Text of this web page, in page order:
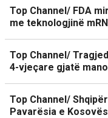
Top Channel/ FDA
me teknologjinë
Top Channel/
4-vjeçare gjatë
Top Channel/
Pavarësia e